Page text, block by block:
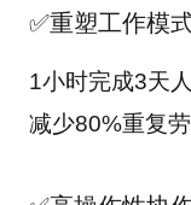
✅重塑工作模
1小时完成3天
减少80%重复劳